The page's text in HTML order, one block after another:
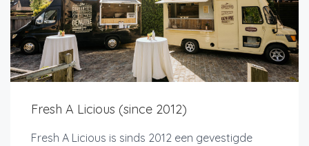
Fresh A Licious (since 2012)
Fresh A Licious is sinds 2012 een gevestigde